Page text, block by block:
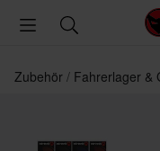
Zubehör Fahrerlager &